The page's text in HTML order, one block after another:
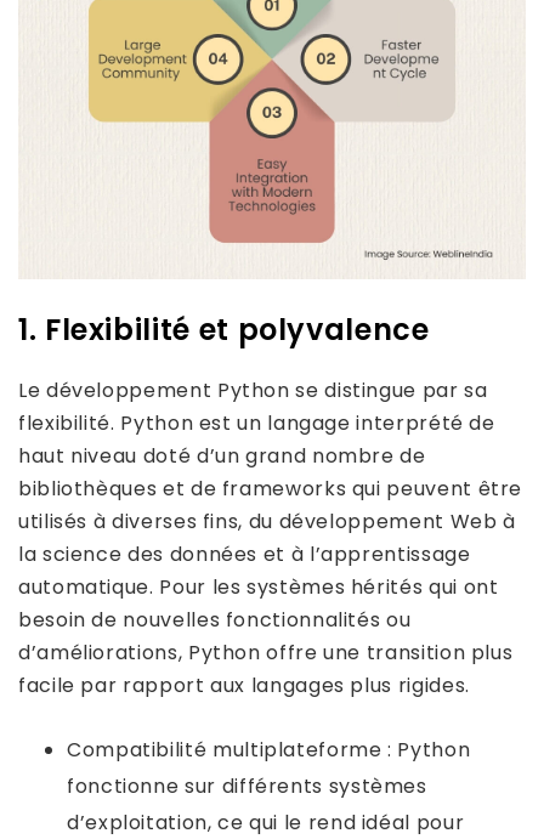
1. Flexibilité et polyvalence
Le développement Python se distingue par sa
flexibilité. Python est un langage interprété de
haut niveau doté d’un grand nombre de
bibliothèques et de frameworks qui peuvent être
utilisés à diverses fins, du développement Web à
la science des données et à l’apprentissage
automatique. Pour les systèmes hérités qui ont
besoin de nouvelles fonctionnalités ou
d’améliorations, Python offre une transition plus
facile par rapport aux langages plus rigides.
Compatibilité multiplateforme : Python
fonctionne sur différents systèmes
d’exploitation, ce qui le rend idéal pour